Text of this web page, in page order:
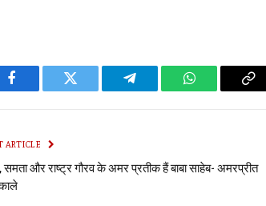
Facebook Twitter Telegram WhatsApp
ARTICLE
समता और राष्ट्र गौरव के अमर प्रतीक हैं बाबा साहेब- अमरप्रीत